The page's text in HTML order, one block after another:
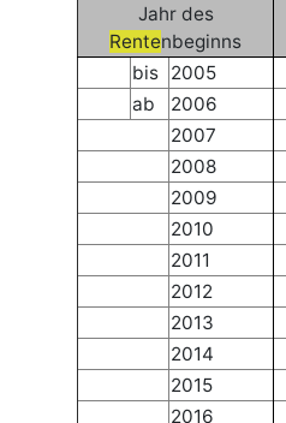
Jahr des
Rentenbeginns
bis 2005
ab
2006
2007
2008
2009
2010
2011
2012
2013
2014
2015
2016